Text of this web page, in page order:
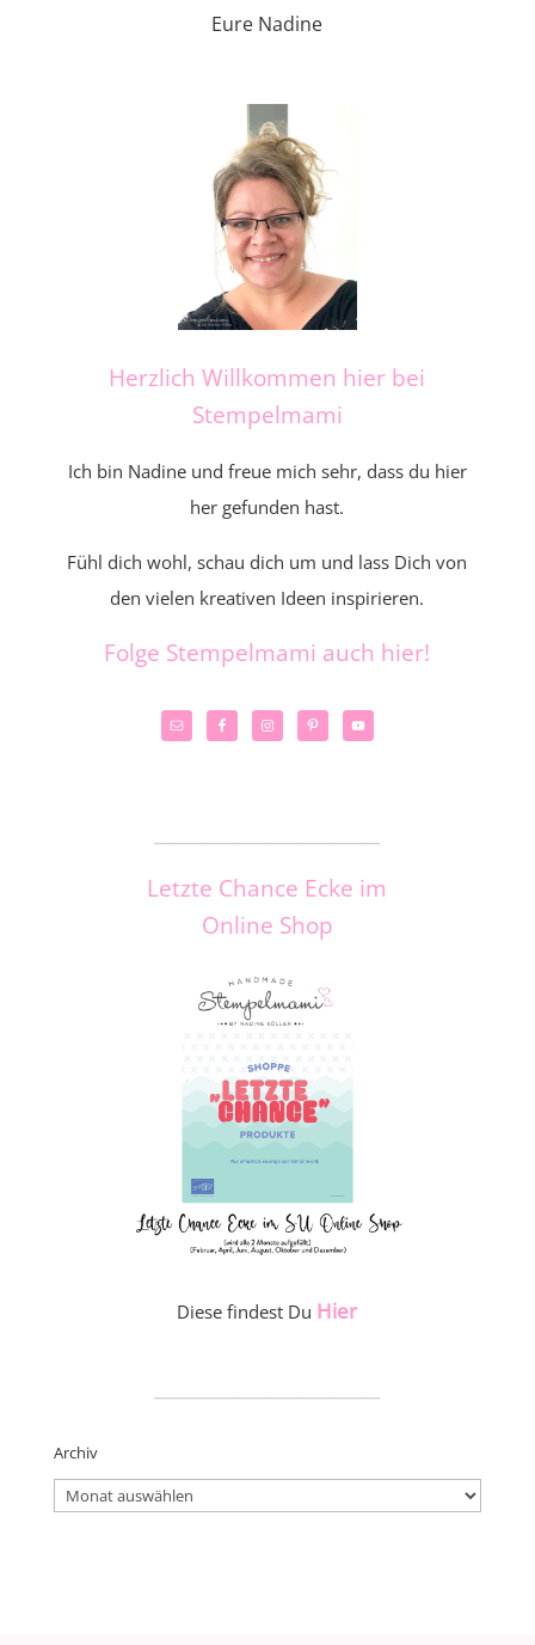
Eure Nadine
Herzlich Willkommen hier bei
Stempelmami
Ich bin Nadine und freue mich sehr, dass du hier
her gefunden hast.
Fühl dich wohl, schau dich um und lass Dich von
den vielen kreativen Ideen inspirieren.
Folge Stempelmami auch hier!
Letzte Chance Ecke im
Online Shop
Diese findest Du Hier
Archiv
Archiv